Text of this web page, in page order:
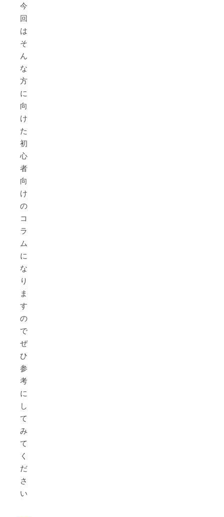
今
回
は
そ
ん
な
方
に
向
け
た
初
心
者
向
け
の
コ
ラ
ム
に
な
り
ま
す
の
で、
ぜ
ひ
参
考
に
し
て
み
て
く
だ
さ
い！